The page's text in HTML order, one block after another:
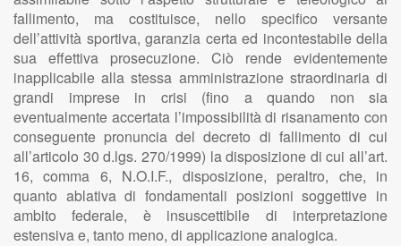
fallimento, ma costituisce, nello specifico versante
dell’attività sportiva, garanzia certa ed incontestabile della
sua effettiva prosecuzione. Ciò rende evidentemente
inapplicabile alla stessa amministrazione straordinaria di
grandi imprese in crisi (fino a quando non sia
eventualmente accertata l’impossibilità di risanamento con
conseguente pronuncia del decreto di fallimento di cui
all’articolo 30 d.lgs. 270/1999) la disposizione di cui all’art.
16, comma 6, N.O.I.F., disposizione, peraltro, che, in
quanto ablativa di fondamentali posizioni soggettive in
ambito federale, è insuscettibile di interpretazione
estensiva e, tanto meno, di applicazione analogica.